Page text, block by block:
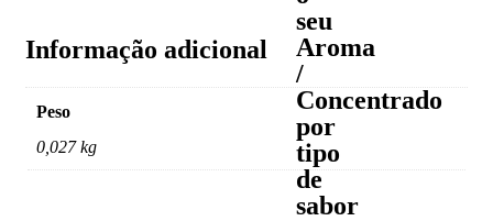
seu
Aroma
/
Concentrado
por
tipo
de
sabor
Informação adicional
Peso
0,027 kg